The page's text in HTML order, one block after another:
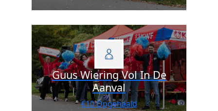
Guus Wiering Vol In De
Aanval
€10 Opgehaald